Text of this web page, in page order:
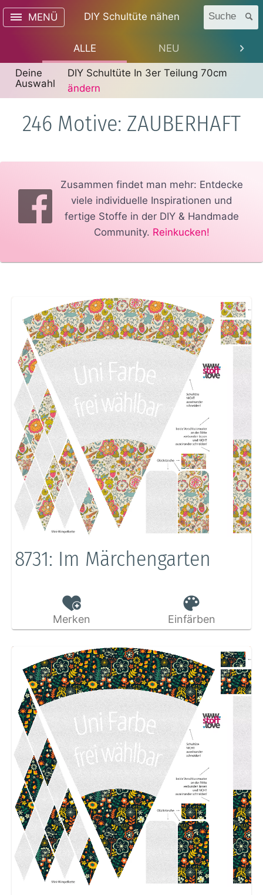
MENÜ DIY Schultüte nähen Suche
ALLE NEU
Deine
Auswahl
DIY Schultüte In 3er Teilung 70cm
ändern
246 Motive: ZAUBERHAFT
Zusammen findet man mehr: Entdecke
viele individuelle Inspirationen und
fertige Stoffe in der DIY & Handmade
Community. Reinkucken!
8731: Im Märchengarten
Merken Einfärben